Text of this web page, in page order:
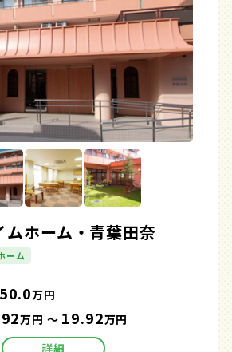
ムホーム・青葉田奈
ーム
万円
万円 ～ 19.92万円
詳細